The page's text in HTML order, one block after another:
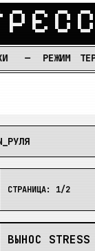
РЕСС
РЕЖИМ ТЕРПЕНИЯ
СТРАНИЦА: 1/2
В_НАЛИЧИИ
ВЫНОС STRESS